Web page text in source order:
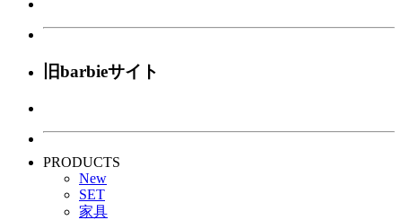
旧barbieサイト
PRODUCTS
New
SET
家具